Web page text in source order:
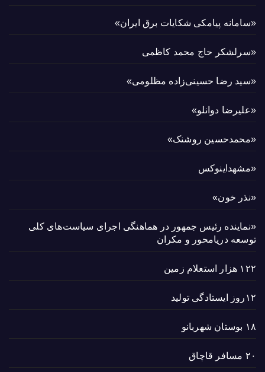
«سامانه پیامکی شکایات برق ایران»
«سرلشکر حاج محمد کاظمی
«سید رضا حسینی‌زاده مظلومی»
«علیرضا دوانلو»
«محمدحسین روشنک»
«مشهداینوکس
«نذر خون»
«نماینده رئیس جمهور در هماهنگی اجرای سیاست‌های کلی
توسعه دریامحور و مکران
۱۲۲ هزار استعلام زمین
۱۲روز ایستادگی تولید
۱۸ بوستان شهربانو
۲۰ مسافر قاچاق